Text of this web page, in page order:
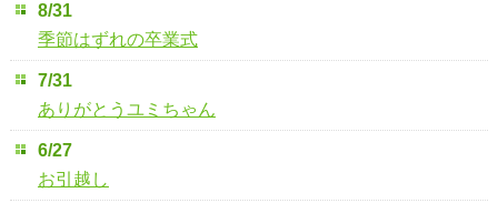
8/31
季節はずれの卒業式
7/31
ありがとうユミちゃん
6/27
お引越し